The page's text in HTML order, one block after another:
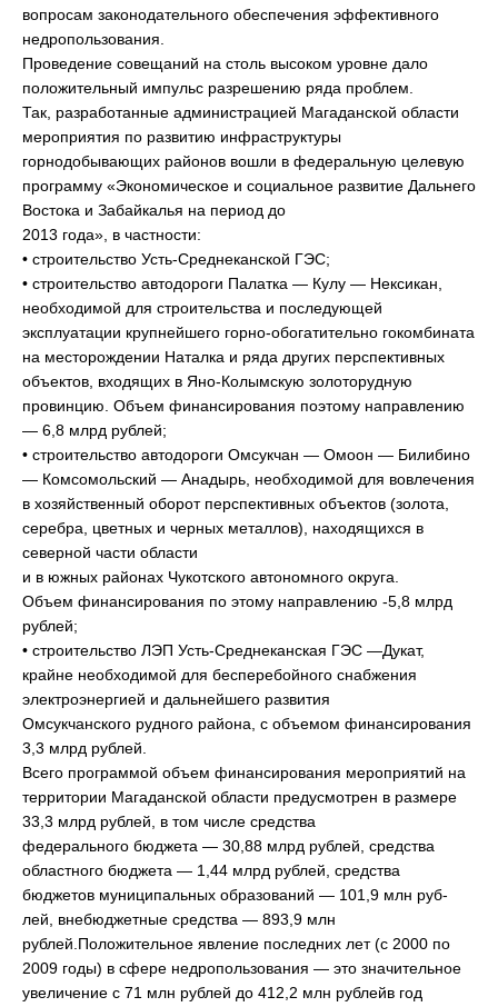
вопросам законодательного обеспечения эффективного
недропользования.
Проведение совещаний на столь высоком уровне дало
положительный импульс разрешению ряда проблем.
Так, разработанные администрацией Магаданской области
мероприятия по развитию инфраструктуры
горнодобывающих районов вошли в федеральную целевую
программу «Экономическое и социальное развитие Дальнего
Востока и Забайкалья на период до
2013 года», в частности:
• строительство Усть-Среднеканской ГЭС;
• строительство автодороги Палатка — Кулу — Нексикан,
необходимой для строительства и последующей
эксплуатации крупнейшего горно-обогатительно гокомбината
на месторождении Наталка и ряда других перспективных
объектов, входящих в Яно-Колымскую золоторудную
провинцию. Объем финансирования поэтому направлению
— 6,8 млрд рублей;
• строительство автодороги Омсукчан — Омоон — Билибино
— Комсомольский — Анадырь, необходимой для вовлечения
в хозяйственный оборот перспективных объектов (золота,
серебра, цветных и черных металлов), находящихся в
северной части области
и в южных районах Чукотского автономного округа.
Объем финансирования по этому направлению -5,8 млрд
рублей;
• строительство ЛЭП Усть-Среднеканская ГЭС —Дукат,
крайне необходимой для бесперебойного снабжения
электроэнергией и дальнейшего развития
Омсукчанского рудного района, с объемом финансирования
3,3 млрд рублей.
Всего программой объем финансирования мероприятий на
территории Магаданской области предусмотрен в размере
33,3 млрд рублей, в том числе средства
федерального бюджета — 30,88 млрд рублей, средства
областного бюджета — 1,44 млрд рублей, средства
бюджетов муниципальных образований — 101,9 млн руб-
лей, внебюджетные средства — 893,9 млн
рублей.Положительное явление последних лет (с 2000 по
2009 годы) в сфере недропользования — это значительное
увеличение с 71 млн рублей до 412,2 млн рублейв год